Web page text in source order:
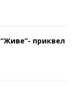
приквел